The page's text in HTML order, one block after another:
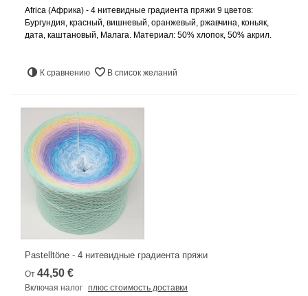
Africa (Африка) - 4 нитевидные градиента пряжи 9 цветов:
Бургундия, красный, вишневый, оранжевый, ржавчина, коньяк,
дата, каштановый, Малага. Материал: 50% хлопок, 50% акрил.
К сравнению В список желаний
Pastelltöne - 4 нитевидные градиента пряжи
От 44,50 €
Включая налог плюс стоимость доставки